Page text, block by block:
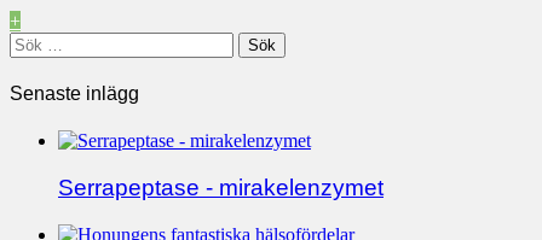
+
Sök
efter:
Senaste inlägg
Serrapeptase - mirakelenzymet